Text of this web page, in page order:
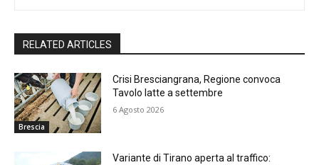
RELATED ARTICLES
Brescia
Crisi Bresciangrana, Regione convoca
Tavolo latte a settembre
6 Agosto 2026
Variante di Tirano aperta al traffico: